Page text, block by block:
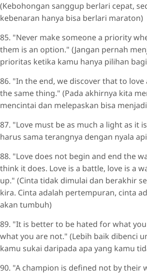
(Kebohongan sanggup berlari cepat,
kebenaran hanya bisa berlari maraton)
85. "Never make someone a priority
them is an option." (Jangan pernah
prioritas ketika kamu hanya pilihan
86. "In the end, we discover that to love
the same thing." (Pada akhirnya kita
mencintai dan melepaskan bisa
87. "Love must be as much a light as it
harus sama terangnya dengan nyala
88. "Love does not begin and end the
think it does. Love is a battle, love is a
up." (Cinta tidak dimulai dan berakhir
kira. Cinta adalah pertempuran, cinta
akan tumbuh)
89. "It is better to be hated for what
what you are not." (Lebih baik dibenci
kamu sukai daripada apa yang kamu
90. "A champion is defined not by their